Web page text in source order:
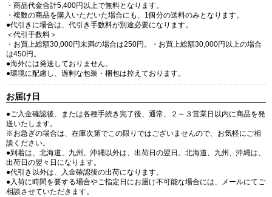
・商品代金合計5,400円以上で無料となります。
・複数の商品を購入いただいた場合にも、1個分の送料のみとなります。
●代引きに場合は、代引き手数料が別途必要になります。
＜代引手数料＞
・お買上総額30,000円未満の場合は250円。・お買上総額30,000円以上の場合
は450円。
●海外には発送しておりません。
●環境に配慮し、過剰な包装・梱包は控えております。
お届け日
●ご入金確認後、または各種手続き完了後、通常、２～３営業日以内に商品を発
送いたします。
※お急ぎの場合は、在庫次第でこの限りではございませんので、お気軽にご相
談ください。
●到着は、北海道、九州、沖縄以外は、出荷日の翌日。北海道、九州、沖縄は、
出荷日の翌々日になります。
●代引き以外は、入金確認後の出荷になります。
●入荷に時間を要する場合やご指定日にお届け不可能な場合には、メールにてご
相談させていただきます。